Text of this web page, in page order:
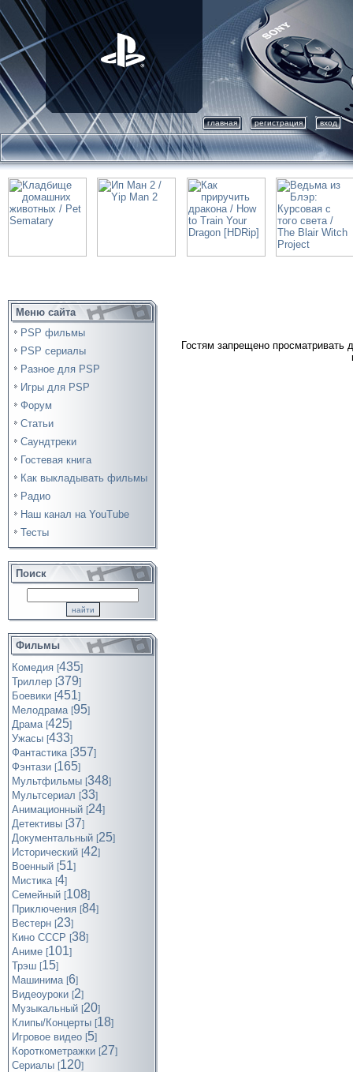
главная регистрация вход
Меню сайта
PSP фильмы
PSP сериалы
Разное для PSP
Игры для PSP
Форум
Статьи
Саундтреки
Гостевая книга
Как выкладывать фильмы
Радио
Наш канал на YouTube
Тесты
Поиск
Фильмы
Комедия [435]
Триллер [379]
Боевики [451]
Мелодрама [95]
Драма [425]
Ужасы [433]
Фантастика [357]
Фэнтази [165]
Мультфильмы [348]
Мультсериал [33]
Анимационный [24]
Детективы [37]
Документальный [25]
Исторический [42]
Военный [51]
Мистика [4]
Семейный [108]
Приключения [84]
Вестерн [23]
Кино СССР [38]
Аниме [101]
Трэш [15]
Машинима [6]
Видеоуроки [2]
Музыкальный [20]
Клипы/Концерты [18]
Игровое видео [5]
Короткометражки [27]
Cериалы [120]
Гостям запрещено просматривать